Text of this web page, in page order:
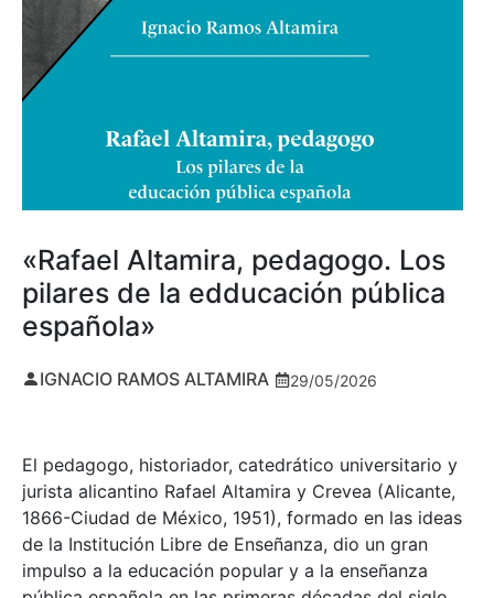
«Rafael Altamira, pedagogo. Los
pilares de la edducación pública
española»
IGNACIO RAMOS ALTAMIRA 29/05/2026
El pedagogo, historiador, catedrático universitario y
jurista alicantino Rafael Altamira y Crevea (Alicante,
1866-Ciudad de México, 1951), formado en las ideas
de la Institución Libre de Enseñanza, dio un gran
impulso a la educación popular y a la enseñanza